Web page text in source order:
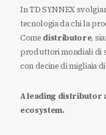
In TD SYNNEX
tecnologia da chi la
Come distributore,
produttori mondiali di
con decine di migliaia
A leading distributor
ecosystem.